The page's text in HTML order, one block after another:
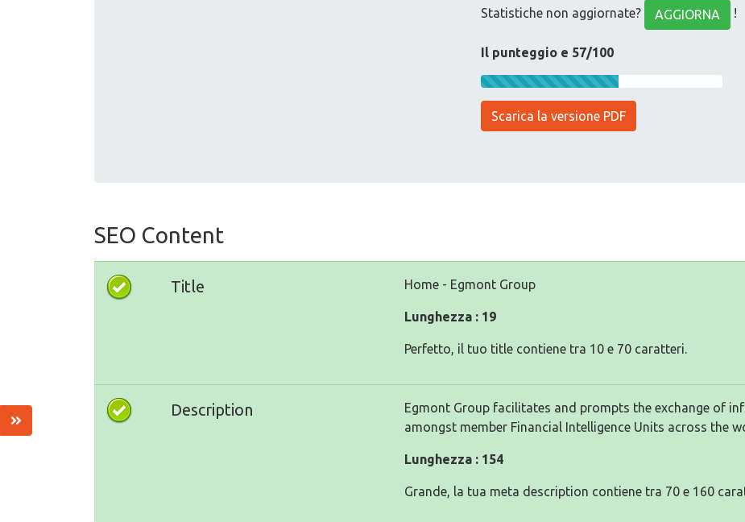
Statistiche non aggiornate? AGGIORNA !
Il punteggio e 57/100
Scarica la versione PDF
SEO Content
Title Home - Egmont Group
Lunghezza : 19
Perfetto, il tuo title contiene tra 10 e 70 caratteri.
Description
Egmont Group facilitates and prompts the exchange of
amongst member Financial Intelligence Units across the
Lunghezza : 154
Grande, la tua meta description contiene tra 70 e 160